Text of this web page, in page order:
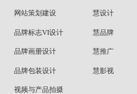
网站策划建设
品牌标志VI设计
品牌画册设计
品牌包装设计
视频与产品拍摄
慧设计
慧品牌
慧推广
慧影视